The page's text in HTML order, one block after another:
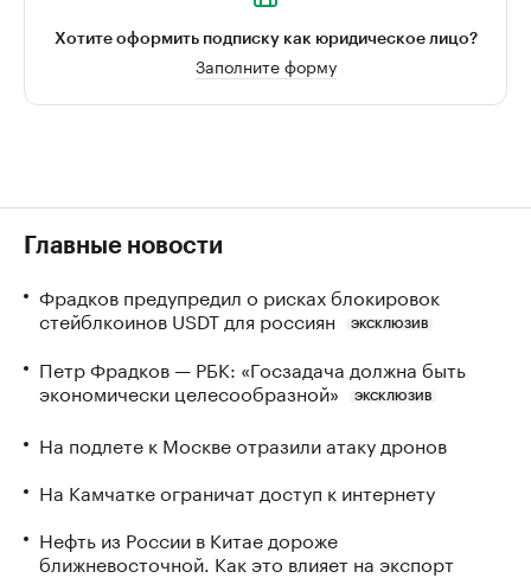
Хотите оформить подписку как юридическое лицо?
Заполните форму
Главные новости
Фрадков предупредил о рисках блокировок
стейблкоинов USDT для россиян
ЭКСКЛЮЗИВ
Петр Фрадков — РБК: «Госзадача должна быть
экономически целесообразной»
ЭКСКЛЮЗИВ
На подлете к Москве отразили атаку дронов
На Камчатке ограничат доступ к интернету
Нефть из России в Китае дороже
ближневосточной. Как это влияет на экспорт